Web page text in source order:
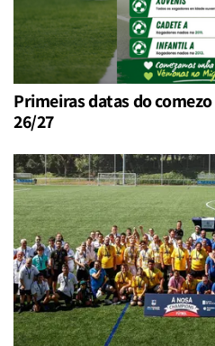
Primeiras datas do
26/27